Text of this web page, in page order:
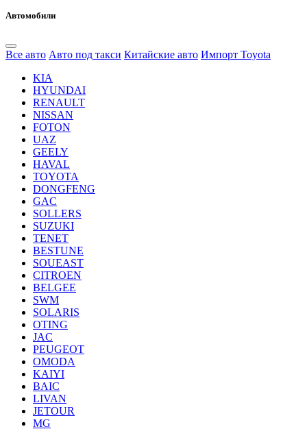
Автомобили
Все авто Авто под такси Китайские авто Импорт Toyota
KIA
HYUNDAI
RENAULT
NISSAN
FOTON
UAZ
GEELY
HAVAL
TOYOTA
DONGFENG
GAC
SOLLERS
SUZUKI
TENET
BESTUNE
SOUEAST
CITROEN
BELGEE
SWM
SOLARIS
OTING
JAC
PEUGEOT
OMODA
KAIYI
BAIC
LIVAN
JETOUR
MG